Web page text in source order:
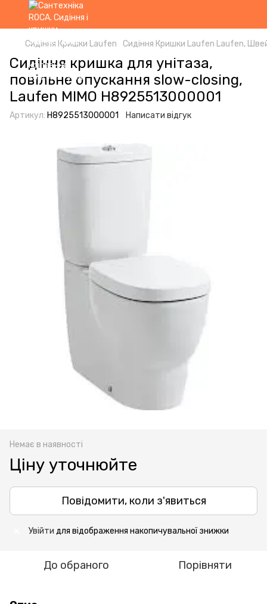
Сидіння Кришки Laufen Сидіння Кришки Laufen Laufen,
Сидіння кришка для унітаза,
повільне опускання slow-closing,
Laufen MIMO H8925513000001
Артикул: H8925513000001 Написати відгук
Немає в наявності
Ціну уточнюйте
Повідомити, коли з'явиться
Увійти для відображення накопичувальної знижки
До обраного Порівняти